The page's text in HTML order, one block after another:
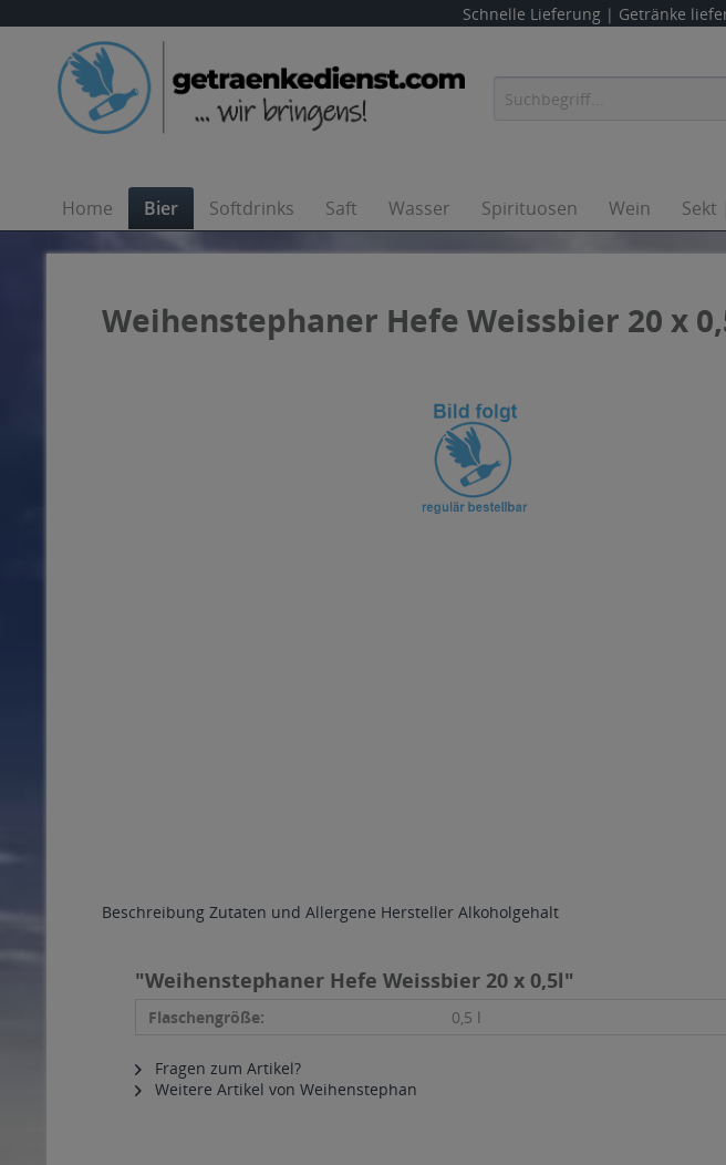
Schnelle Lieferung | Getränke
Home Bier Softdrinks Saft Wasser Spirituosen Wein Sekt
Weihenstephaner Hefe Weissbier 20 x
Beschreibung Zutaten und Allergene Hersteller Alkoholgehalt
"Weihenstephaner Hefe Weissbier 20 x 0,5l"
Flaschengröße: 0,5 l
Fragen zum Artikel?
Weitere Artikel von Weihenstephan